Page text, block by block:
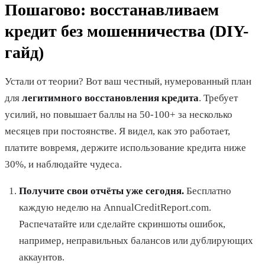
Пошагово: восстанавливаем
кредит без мошенничества (DIY-
гайд)
Устали от теории? Вот ваш честный, нумерованный план
для легитимного восстановления кредита. Требует
усилий, но повышает баллы на 50-100+ за несколько
месяцев при постоянстве. Я видел, как это работает,
платите вовремя, держите использование кредита ниже
30%, и наблюдайте чудеса.
Получите свои отчёты уже сегодня. Бесплатно
каждую неделю на AnnualCreditReport.com.
Распечатайте или сделайте скриншоты ошибок,
например, неправильных балансов или дублирующих
аккаунтов.